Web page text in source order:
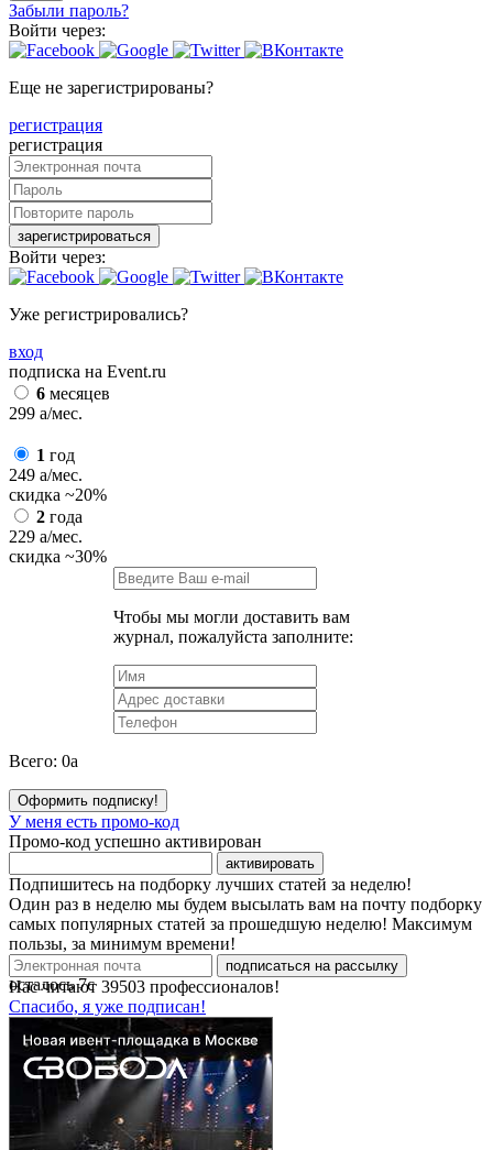
Забыли пароль?
Войти через:
Еще не зарегистрированы?
регистрация
регистрация
зарегистрироваться
Войти через:
Уже регистрировались?
вход
подписка на Event.ru
6 месяцев
299 a/мес.
1 год
249 a/мес.
скидка ~20%
2 года
229 a/мес.
скидка ~30%
Чтобы мы могли доставить вам
журнал, пожалуйста заполните:
Всего: 0a
Оформить подписку!
У меня есть промо-код
Промо-код успешно активирован
активировать
Подпишитесь на подборку лучших статей за неделю!
Один раз в неделю мы будем высылать вам на почту подборку
самых популярных статей за прошедшую неделю! Максимум
пользы, за минимум времени!
подписаться на рассылку
Нас читают 39503 профессионалов!
Спасибо, я уже подписан!
осталось7с